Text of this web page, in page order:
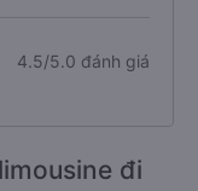
4.5/5.0 đánh giá
đi